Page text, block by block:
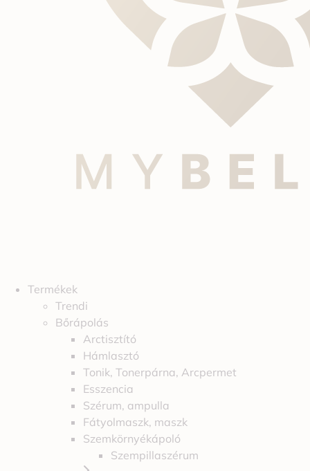
Termékek
Trendi
Bőrápolás
Arctisztító
Hámlasztó
Tonik, Tonerpárna, Arcpermet
Esszencia
Szérum, ampulla
Fátyolmaszk, maszk
Szemkörnyékápoló
Szempillaszérum